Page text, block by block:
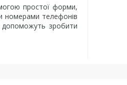
простої форми,
номерами телефонів
допоможуть зробити